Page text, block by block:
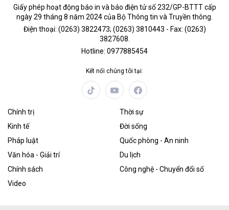
Giấy phép hoạt động báo in và báo điện tử số 232/GP-BTTT cấp
ngày 29 tháng 8 năm 2024 của Bộ Thông tin và Truyền thông.
Điện thoại: (0263) 3822473; (0263) 3810443 - Fax: (0263)
3827608.
Hotline: 0977885454
Kết nối chúng tôi tại:
Chính trị
Thời sự
Kinh tế
Đời sống
Pháp luật
Quốc phòng - An ninh
Văn hóa - Giải trí
Du lịch
Chính sách
Công nghệ - Chuyển đổi số
Video